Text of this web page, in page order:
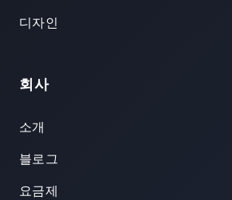
디자인
회사
소개
블로그
요금제